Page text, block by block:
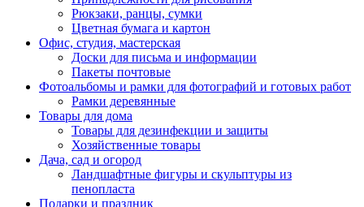
Рюкзаки, ранцы, сумки
Цветная бумага и картон
Офис, студия, мастерская
Доски для письма и информации
Пакеты почтовые
Фотоальбомы и рамки для фотографий и готовых работ
Рамки деревянные
Товары для дома
Товары для дезинфекции и защиты
Хозяйственные товары
Дача, сад и огород
Ландшафтные фигуры и скульптуры из
пенопласта
Подарки и праздник